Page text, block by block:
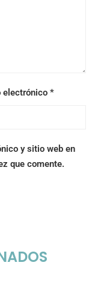
electrónico *
y sitio web en
que comente.